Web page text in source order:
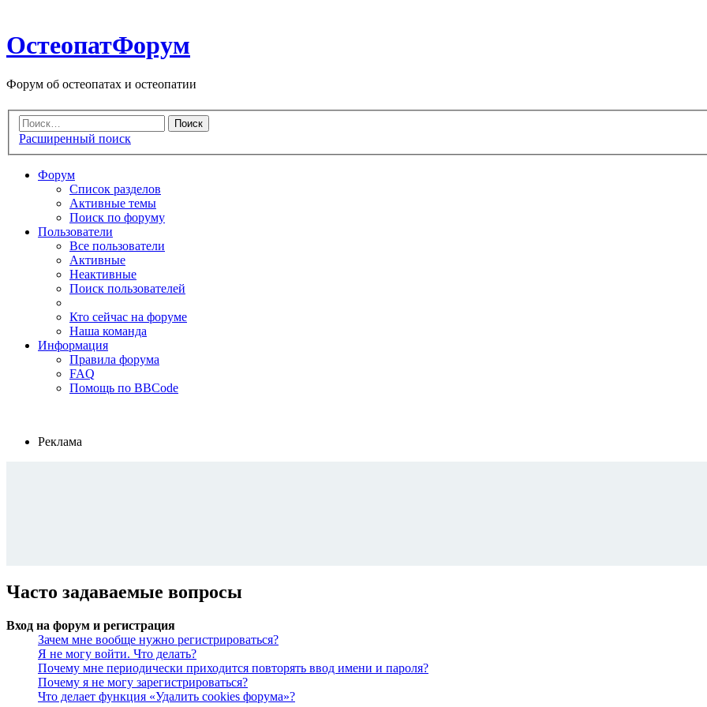
ОстеопатФорум
Форум об остеопатах и остеопатии
Расширенный поиск
Форум
Список разделов
Активные темы
Поиск по форуму
Пользователи
Все пользователи
Активные
Неактивные
Поиск пользователей
Кто сейчас на форуме
Наша команда
Информация
Правила форума
FAQ
Помощь по BBCode
Реклама
Часто задаваемые вопросы
Вход на форум и регистрация
Зачем мне вообще нужно регистрироваться?
Я не могу войти. Что делать?
Почему мне периодически приходится повторять ввод имени и пароля?
Почему я не могу зарегистрироваться?
Что делает функция «Удалить cookies форума»?